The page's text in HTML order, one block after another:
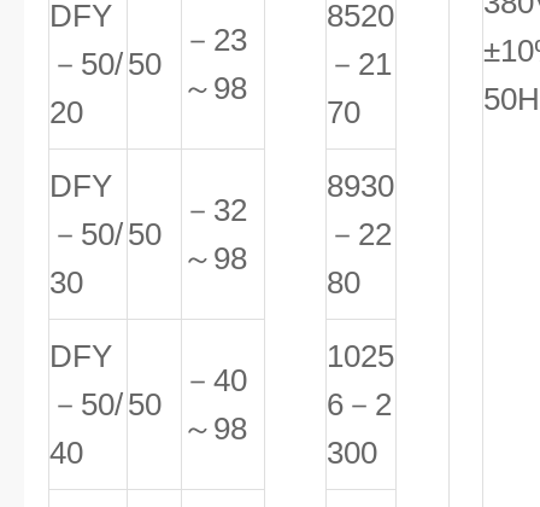
DFY
－50/
20
50
－23
～98
8520
－21
70
DFY
－50/
30
50
－32
～98
8930
－22
80
DFY
－50/
40
50
－40
～98
1025
6－2
300